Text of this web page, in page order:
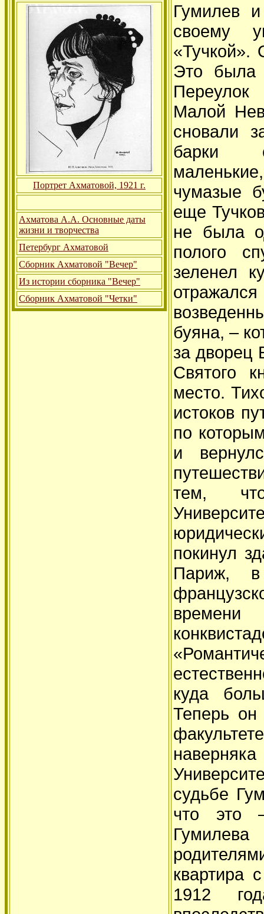
Портрет Ахматовой, 1921 г.
Ахматова А.А. Основные даты
жизни и творчества
Петербург Ахматовой
Сборник Ахматовой "Вечер"
Из истории сборника "Вечер"
Сборник Ахматовой "Четки"
Гумилев
своему
Это была
Переулок
Малой
сновали
барки
чумазые
еще
не была
полого
зеленел
буяна, –
за дворец
Святого
место.
истоков
по
и
тем,
покинул
Париж,
куда
Теперь он
судьбе
что это
квартира
1912